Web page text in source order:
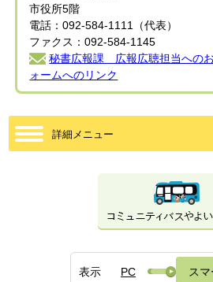
市役所5階
電話：092-584-1111（代表）
ファクス：092-584-1145
秘書広報課 広報広聴担当への
ォームへのリンク
詳細メニュー
表示 PC ス